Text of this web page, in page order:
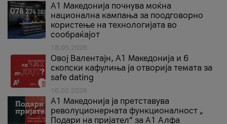
A1 Македонија почнува моќна
национална кампања за поодговорно
користење на технологијата во
сообраќајот
18.05.2026
Овој Валентајн, A1 Македонија и 6
скопски кафулиња ја отворија темата за
safe dating
16.02.2026
А1 Македонија ја претставува
револуционерната функционалност „
Подари на пријател“ за А1 Алфа